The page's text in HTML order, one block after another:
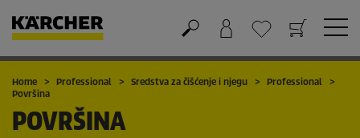
Košarica
Lista želja
Home Professional Sredstva za čišćenje i njegu
Professional
Površina
POVRŠINA